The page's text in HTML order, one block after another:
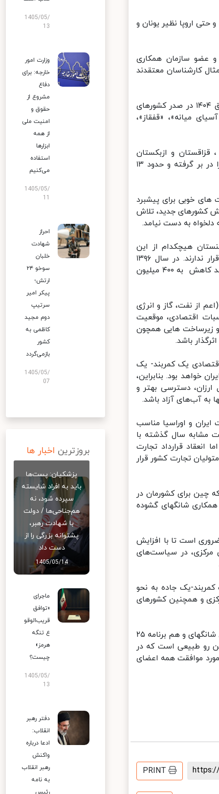
و حتی اروپا نظیر یونان و
عضو سازمان همکاری
کارشناسان معتقدند
همچنین جمهوری اسلامی ایران چشم انداز جایگاه اقتصادی کشور را در افق ۱۴۰۴ در صدر کشورهای
میانه»، «قفقاز»،
، قزاقستان و ازبکستان
است. این منطقه حدود ۳۴ درصد از کل مساحت منطقه سند چشم انداز را در بر گرفته و حدود ۱۳
خوبی برای پیشبرد
کشورهای جدید، تلاش
به دست نیامد.
هیچکدام از این
کشورها در گروه مهمترین بازارهای هدف کالا در سال های ۱۳۹۶ و ۱۳۹۷ قرار ندارند. در سال ۱۳۹۶
صادرات ایران به ترکمنستان ۴۱۸ میلیون دلار و در سال ۱۳۹۷ با حدود ۴ درصد کاهش به ۴۰۰ میلیون
از نفت، گاز و انرژی
اقتصادی، موقعیت
زیرساخت هایی همچون
باشد.
یک کمربند- یک
بود. بنابراین،
دسترسی بهتر و
به آب‌های آزاد باشد.
و اوراسیا مناسب
سال گذشته با
اما انعقاد قرارداد تجارت
تجارت کشور قرار
چین برای کشورمان در
شانگهای گشوده
است تا با افزایش
در سیاست‌های
یک جاده به نحو
و همچنین کشورهای
مهمتر از همه اینکه علیرغم عضویت کشوری مانند هند، هم سازمان همکاری شانگهای و هم برنامه ۲۵
رو طبیعی است که در
موافقت همه اعضای
PRINT
1405/05/
13
وزارت امور
خارجه: برای
دفاع
مشروع از
حقوق و
امنیت ملی
از همه
ابزارها
استفاده
می‌کنیم
1405/05/
احراز
شهادت
خلبان
سوخو ۲۴
ارتش؛
پیکر امیر
سرتیپ
دوم مجید
کاظمی به
کشور
بازمی‌گردد
1405/05/
07
بروزترین اخبار ها
پزشکیان: پست‌ها
باید به افراد شایسته
سپرده شود، نه
هم‌جناحی‌ها / دولت
با شهادت رهبر،
پشتوانه بزرگی را از
دست داد
1405/05/14
ماجرای
«توافق
قریب‌الوقو
ع تنگه
هرمز»
چیست؟
1405/05/
13
دفتر رهبر
انقلاب:
ادعا درباره
واکنش
رهبر انقلاب
به نامه
رئیس